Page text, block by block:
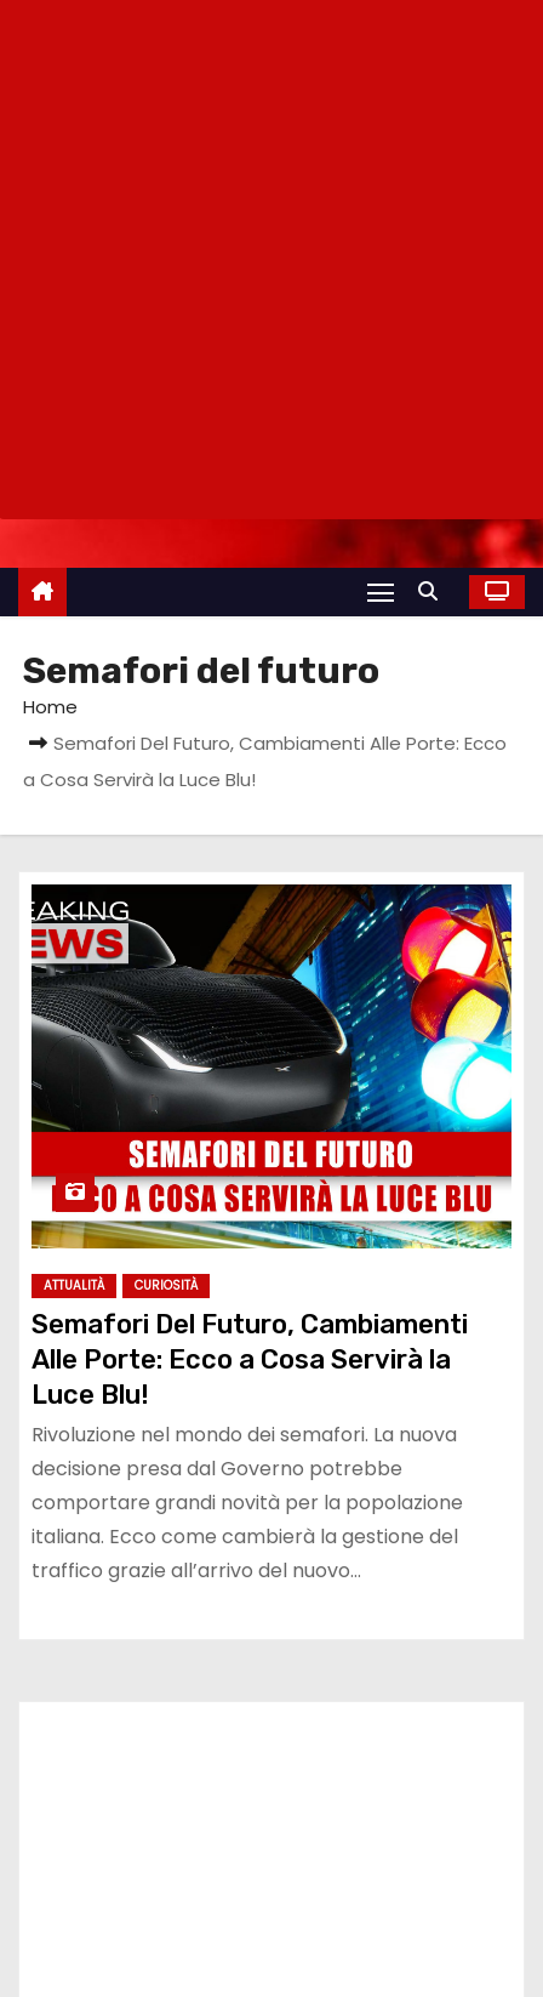
Semafori del futuro
Home
Semafori Del Futuro, Cambiamenti Alle Porte: Ecco
a Cosa Servirà la Luce Blu!
ATTUALITÀ CURIOSITÀ
Semafori Del Futuro, Cambiamenti
Alle Porte: Ecco a Cosa Servirà la
Luce Blu!
Rivoluzione nel mondo dei semafori. La nuova
decisione presa dal Governo potrebbe
comportare grandi novità per la popolazione
italiana. Ecco come cambierà la gestione del
traffico grazie all’arrivo del nuovo…